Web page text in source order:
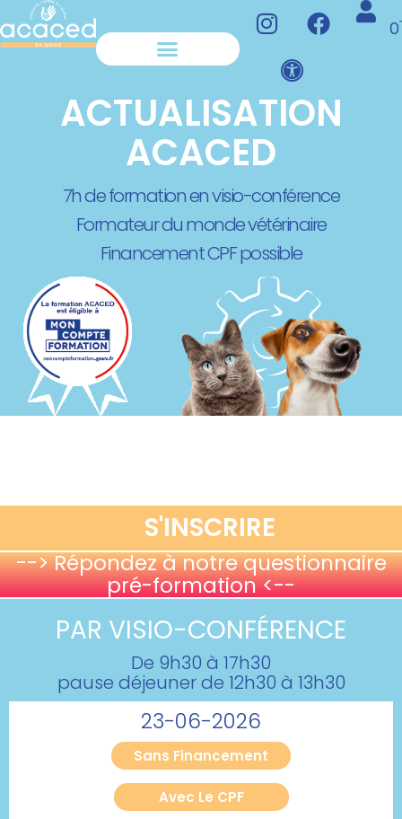
0
ACTUALISATION
ACACED
7h de formation en visio-conférence
Formateur du monde vétérinaire
Financement CPF possible
S'INSCRIRE
--> Répondez à notre questionnaire
pré-formation <--
PAR VISIO-CONFÉRENCE
De 9h30 à 17h30
pause déjeuner de 12h30 à 13h30
23-06-2026
Sans Financement
Avec Le CPF